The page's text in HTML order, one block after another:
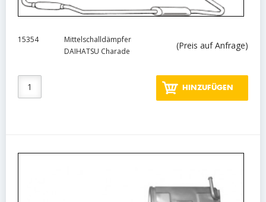
15354
Mittelschalldämpfer
DAIHATSU Charade
(Preis auf Anfrage)
HINZUFÜGEN